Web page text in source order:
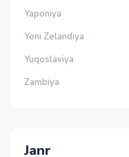
Yaponiya
Yeni Zelandiya
Yuqoslaviya
Zambiya
Janr